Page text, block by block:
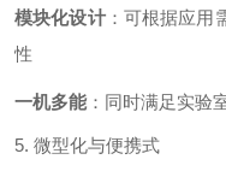
模块化设计：可根据应用
性
一机多能 ：同时满足实验
5. 微型化与便携式